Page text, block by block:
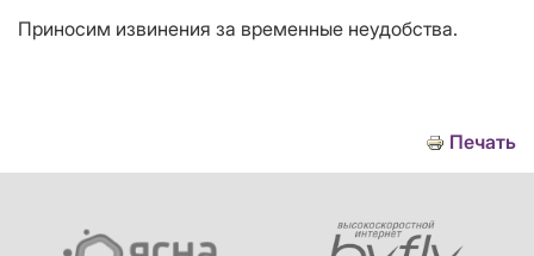
Приносим извинения за временные неудобства.
Печать